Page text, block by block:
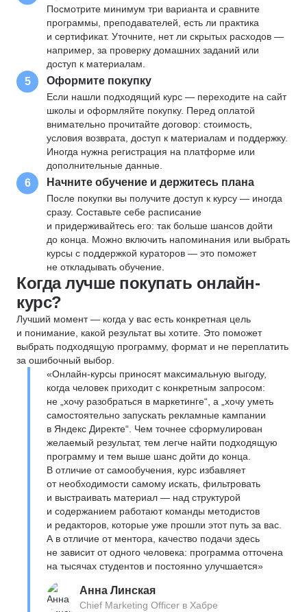
Посмотрите минимум три варианта и сравните
программы, преподавателей, есть ли практика
и сертификат. Уточните, нет ли скрытых расходов —
например, за проверку домашних заданий или
доступ к материалам.
5 Оформите покупку
Если нашли подходящий курс — переходите на сайт
школы и оформляйте покупку. Перед оплатой
внимательно прочитайте договор: стоимость,
условия возврата, доступ к материалам и поддержку.
Иногда нужна регистрация на платформе или
дополнительные данные.
6 Начните обучение и держитесь плана
После покупки вы получите доступ к курсу — иногда
сразу. Составьте себе расписание
и придерживайтесь его: так больше шансов дойти
до конца. Можно включить напоминания или выбрать
курсы с поддержкой кураторов — это поможет
не откладывать обучение.
Когда лучше покупать онлайн-
курс?
Лучший момент — когда у вас есть конкретная цель
и понимание, какой результат вы хотите. Это поможет
выбрать подходящую программу, формат и не переплатить
за ошибочный выбор.
«Онлайн-курсы приносят максимальную выгоду,
когда человек приходит с конкретным запросом:
не „хочу разобраться в маркетинге“, а „хочу уметь
самостоятельно запускать рекламные кампании
в Яндекс Директе“. Чем точнее сформулирован
желаемый результат, тем легче найти подходящую
программу и тем выше шанс дойти до конца.
В отличие от самообучения, курс избавляет
от необходимости самому искать, фильтровать
и выстраивать материал — над структурой
и содержанием работают команды методистов
и редакторов, которые уже прошли этот путь за вас.
А в отличие от ментора, качество подачи здесь
не зависит от одного человека: программа отточена
на тысячах студентов и постоянно улучшается»
Анна Линская
Chief Marketing Officer в Хабре